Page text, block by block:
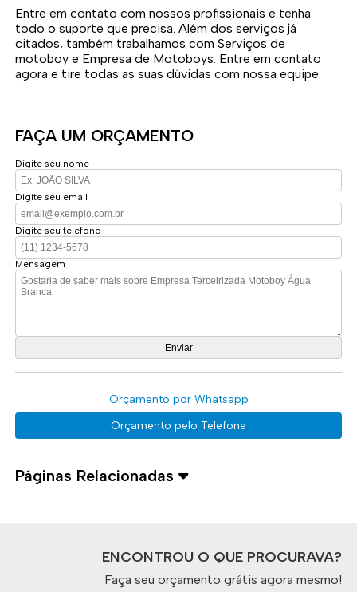
Entre em contato com nossos profissionais e tenha
todo o suporte que precisa. Além dos serviços já
citados, também trabalhamos com Serviços de
motoboy e Empresa de Motoboys. Entre em contato
agora e tire todas as suas dúvidas com nossa equipe.
FAÇA UM ORÇAMENTO
Digite seu nome
Digite seu email
Digite seu telefone
Mensagem
Orçamento por Whatsapp
Orçamento pelo Telefone
Páginas Relacionadas
ENCONTROU O QUE PROCURAVA?
Faça seu orçamento grátis agora mesmo!